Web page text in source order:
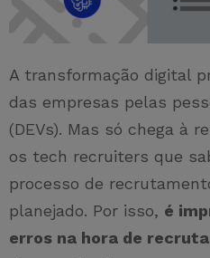
A transformação digital
das empresas pelas
(DEVs). Mas só chega à
os tech recruiters que
processo de
planejado. Por isso, é
erros na hora de